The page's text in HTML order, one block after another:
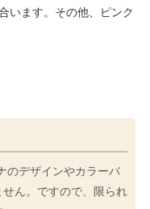
います。その他、ピンク
のデザインやカラーバ
ん。ですので、限られ